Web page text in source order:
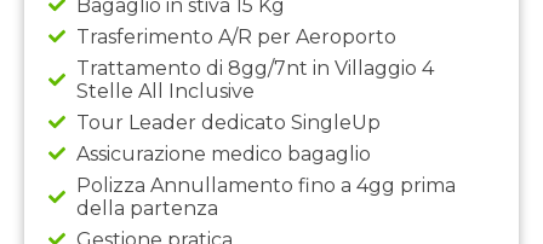
Bagaglio in stiva 15 Kg
Trasferimento A/R per Aeroporto
Trattamento di 8gg/7nt in Villaggio 4
Stelle All Inclusive
Tour Leader dedicato SingleUp
Assicurazione medico bagaglio
Polizza Annullamento fino a 4gg prima
della partenza